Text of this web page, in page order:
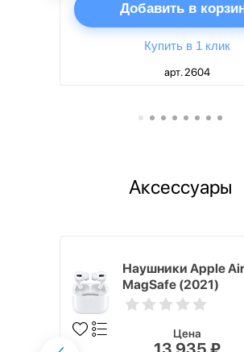
Добавить в
Купить в 1 клик
арт. 2604
Аксессуары
Наушники Apple
MagSafe (2021)
Цена